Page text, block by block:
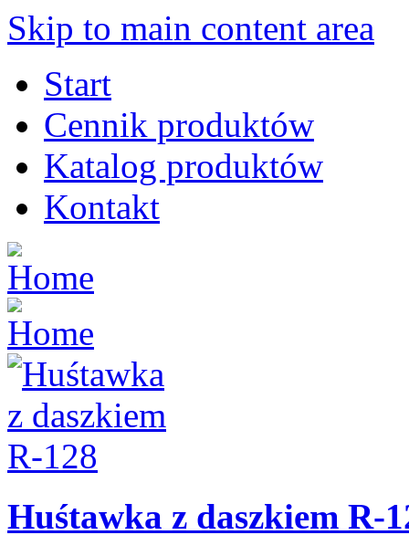
Skip to main content area
Start
Cennik produktów
Katalog produktów
Kontakt
Huśtawka z daszkiem R-